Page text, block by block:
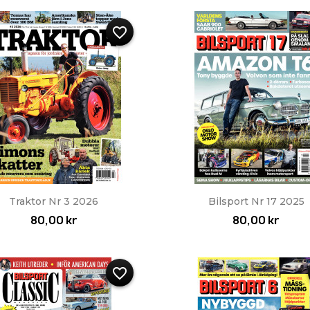
Snabbvy
Traktor Nr 3 2026
80,00 kr
favorite_border
Snabbvy
Bilsport Nr 17 2025
80,00 kr
favorite_border